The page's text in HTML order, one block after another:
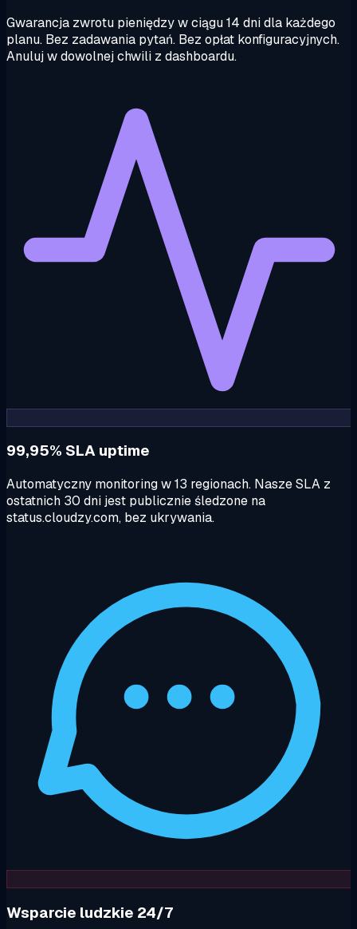
Gwarancja zwrotu pieniędzy w ciągu 14 dni dla każdego
planu. Bez zadawania pytań. Bez opłat konfiguracyjnych.
Anuluj w dowolnej chwili z dashboardu.
99,95% SLA uptime
Automatyczny monitoring w 13 regionach. Nasze SLA z
ostatnich 30 dni jest publicznie śledzone na
status.cloudzy.com, bez ukrywania.
Wsparcie ludzkie 24/7